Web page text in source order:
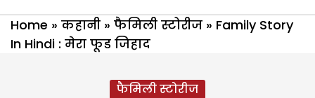
Home » कहानी » फैमिली स्टोरीज » Family Story
In Hindi : मेरा फूड जिहाद
फैमिली स्टोरीज